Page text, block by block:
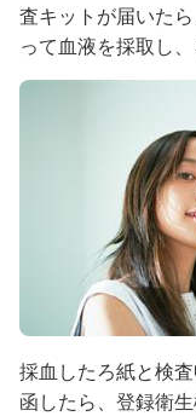
査キットが届いた
って血液を採取し
採血したろ紙と検
函したら、登録衛